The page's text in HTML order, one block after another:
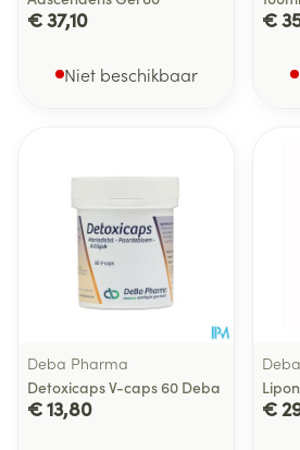
€ 37,10
Niet beschikbaar
€
Deba Pharma
Detoxicaps V-caps 60 Deba
€ 13,80 €